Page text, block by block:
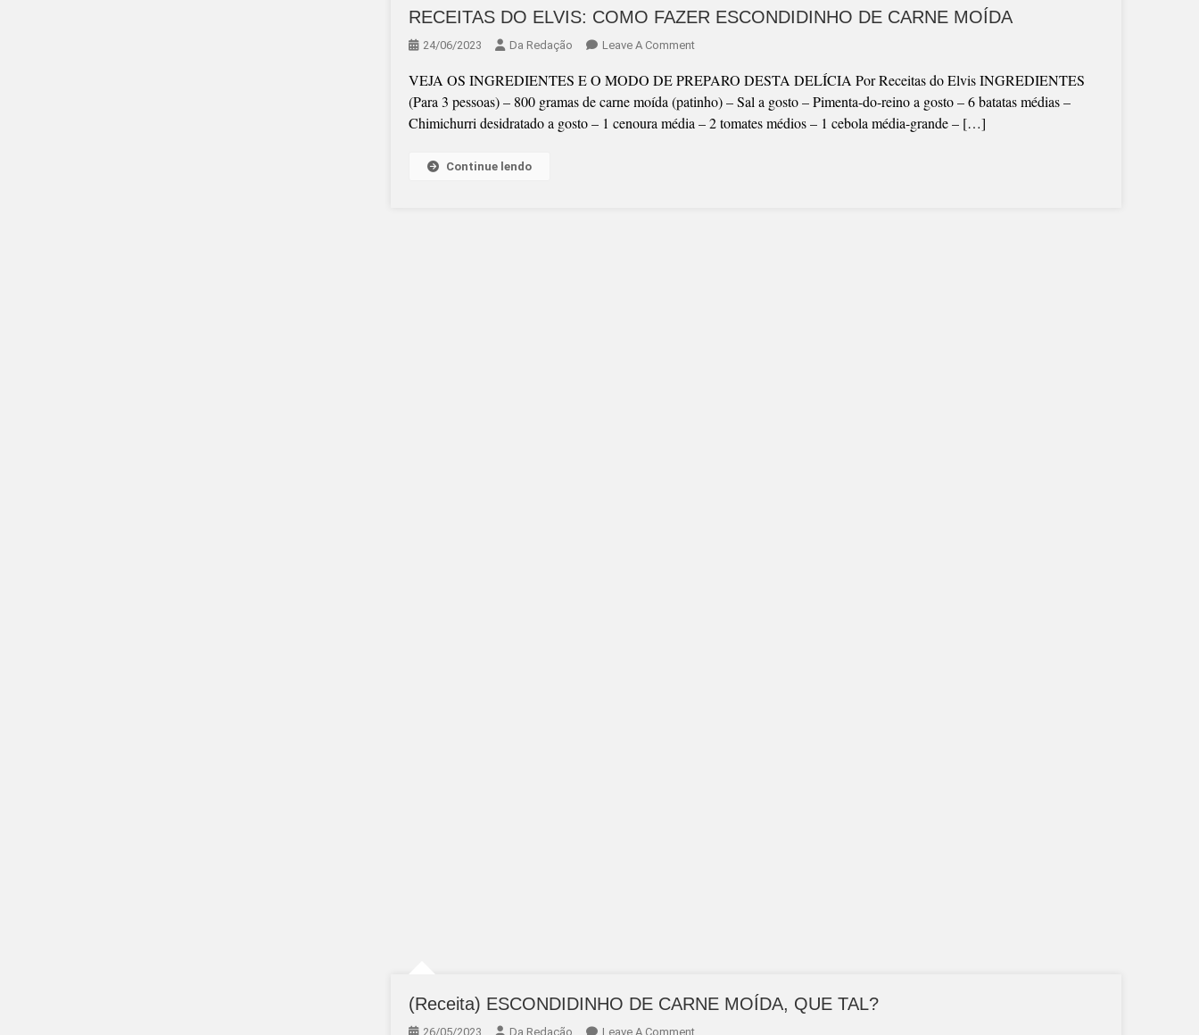
RECEITAS DO ELVIS: COMO FAZER ESCONDIDINHO DE CARNE MOÍDA
24/06/2023 Da Redação Leave A CommentOn
DO
ELVIS:
COMO
VEJA OS INGREDIENTES E O MODO DE PREPARO DESTA DELÍCIA Por Receitas do Elvis INGREDIENTES
(Para 3 pessoas) – 800 gramas de carne moída (patinho) – Sal a gosto – Pimenta-do-reino a gosto – 6 batatas médias –
Chimichurri desidratado a gosto – 1 cenoura média – 2 tomates médios – 1 cebola média-grande – […]
Continue lendo
(Receita) ESCONDIDINHO DE CARNE MOÍDA, QUE TAL?
26/05/2023 Da Redação Leave A CommentOn